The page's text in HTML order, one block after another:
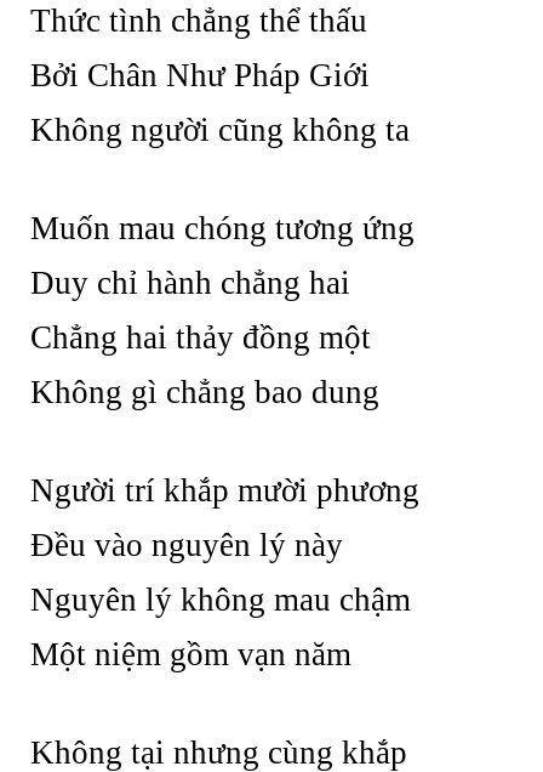
Thức tình chẳng thể thấu
Bởi Chân Như Pháp Giới
Không người cũng không ta
Muốn mau chóng tương ứng
Duy chỉ hành chẳng hai
Chẳng hai thảy đồng một
Không gì chẳng bao dung
Người trí khắp mười phương
Đều vào nguyên lý này
Nguyên lý không mau chậm
Một niệm gồm vạn năm
Không tại nhưng cùng khắp